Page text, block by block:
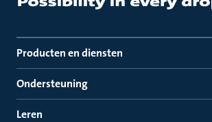
Producten en diensten
Ondersteuning
Leren